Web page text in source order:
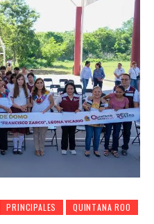
PRINCIPALES QUINTANA ROO